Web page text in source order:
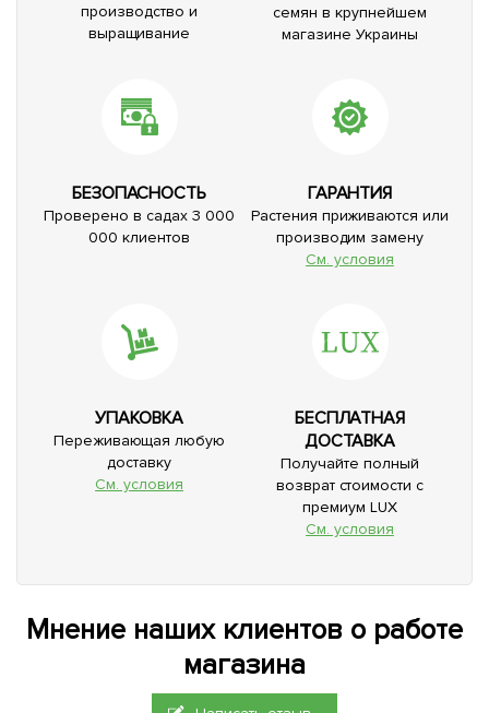
производство и
выращивание
семян в крупнейшем
магазине Украины
БЕЗОПАСНОСТЬ
Проверено в садах 3 000
000 клиентов
ГАРАНТИЯ
Растения приживаются или
производим замену
См. условия
УПАКОВКА
Переживающая любую
доставку
См. условия
БЕСПЛАТНАЯ
ДОСТАВКА
Получайте полный
возврат стоимости с
премиум LUX
См. условия
Мнение наших клиентов о работе
магазина